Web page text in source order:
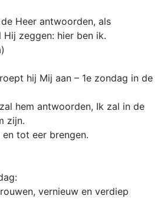
Heer antwoorden, als
zeggen: hier ben ik.
hij Mij aan – 1e zondag in de
hem antwoorden, Ik zal in de
zijn.
tot eer brengen.
vernieuw en verdiep